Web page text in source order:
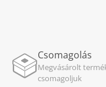
Csomagolás
Megvásárolt
csomagoljuk